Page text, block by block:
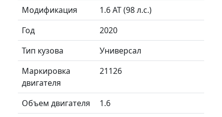
Модификация
1.6 AT (98 л.с.)
Год
2020
Тип кузова
Универсал
Маркировка
двигателя
21126
Объем двигателя
1.6